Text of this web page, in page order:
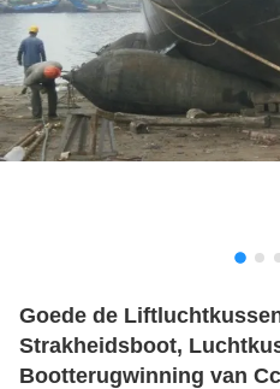
Goede de
Strakheidsboot,
Bootterugwinning van